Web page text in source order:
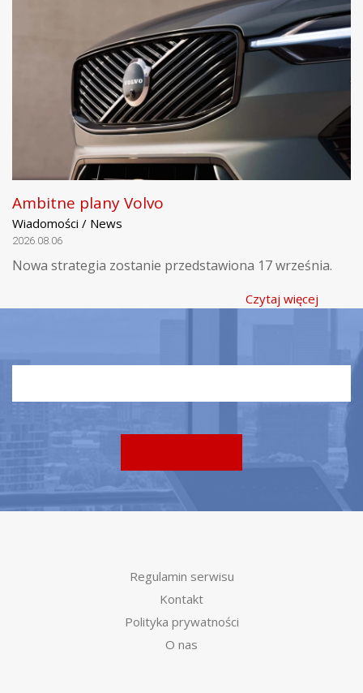
Ambitne plany Volvo
Wiadomości / News
2026.08.06
Nowa strategia zostanie przedstawiona 17 września.
Czytaj więcej
Regulamin serwisu
Kontakt
Polityka prywatności
O nas